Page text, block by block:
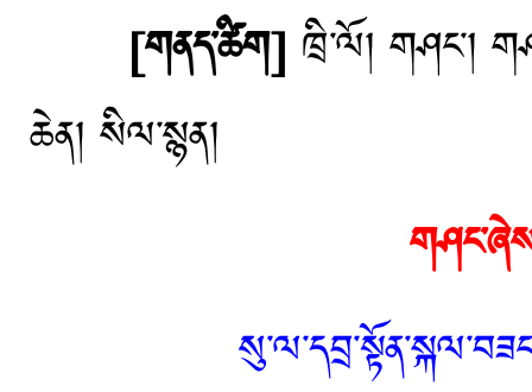
[གནད་ཚིག] ཁྲི་ལོ། གཤང་།
ཆེན། སིལ་སྙན།